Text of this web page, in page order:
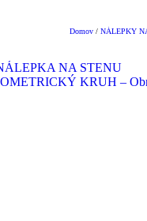
Domov / NÁLEPKY